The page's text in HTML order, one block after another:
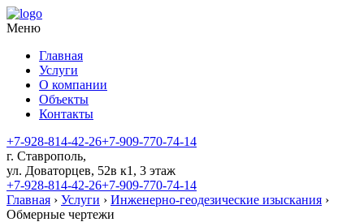
Меню
Главная
Услуги
О компании
Объекты
Контакты
+7-928-814-42-26+7-909-770-74-14
​г. Ставрополь,
ул. Доваторцев, 52в к1​, 3 этаж
+7-928-814-42-26+7-909-770-74-14
Главная › Услуги › Инженерно-геодезические изыскания ›
Обмерные чертежи